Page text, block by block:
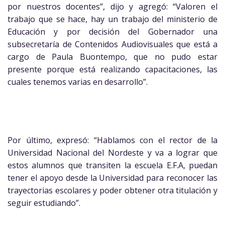
por nuestros docentes”, dijo y agregó: “Valoren el
trabajo que se hace, hay un trabajo del ministerio de
Educación y por decisión del Gobernador una
subsecretaría de Contenidos Audiovisuales que está a
cargo de Paula Buontempo, que no pudo estar
presente porque está realizando capacitaciones, las
cuales tenemos varias en desarrollo”.
Por último, expresó: “Hablamos con el rector de la
Universidad Nacional del Nordeste y va a lograr que
estos alumnos que transiten la escuela E.F.A, puedan
tener el apoyo desde la Universidad para reconocer las
trayectorias escolares y poder obtener otra titulación y
seguir estudiando”.